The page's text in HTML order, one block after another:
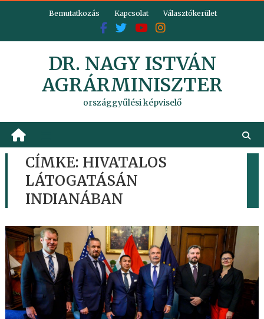
Bemutatkozás Kapcsolat Választókerület
DR. NAGY ISTVÁN
AGRÁRMINISZTER
országgyűlési képviselő
CÍMKE: HIVATALOS
LÁTOGATÁSÁN
INDIANÁBAN